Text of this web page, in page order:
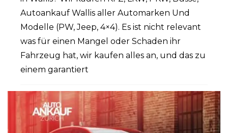
Autoankauf Wallis aller Automarken Und
Modelle (PW, Jeep, 4×4). Es ist nicht relevant
was für einen Mangel oder Schaden ihr
Fahrzeug hat, wir kaufen alles an, und das zu
einem garantiert
PUBLISHED IN AUTOANKAUF